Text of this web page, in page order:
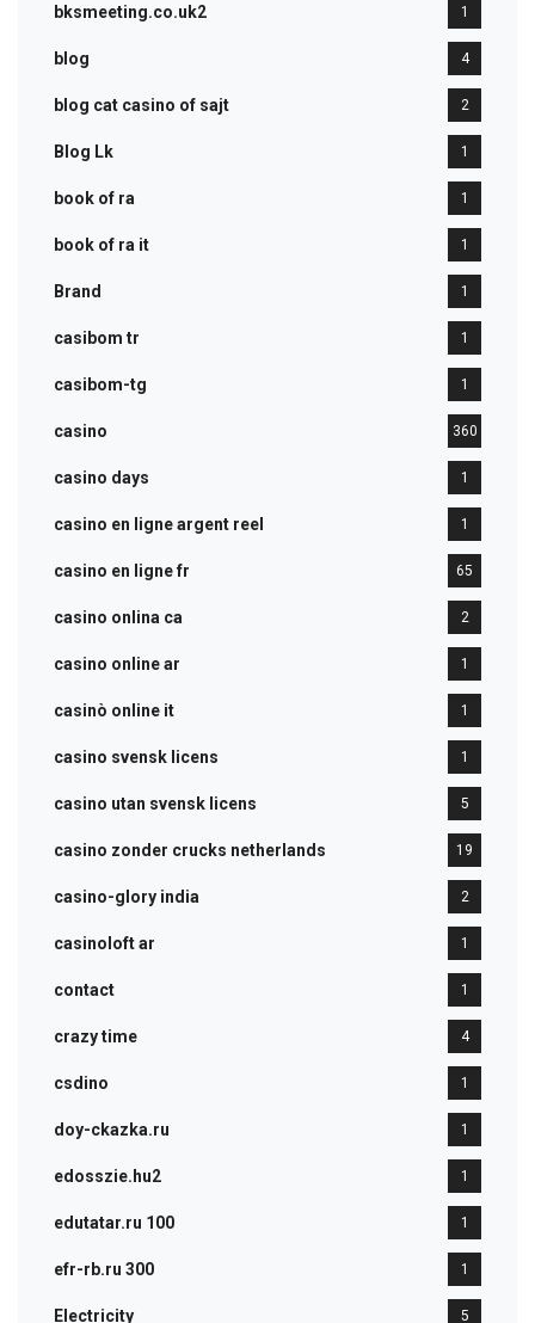
bksmeeting.co.uk2 1
blog 4
blog cat casino of sajt 2
Blog Lk 1
book of ra 1
book of ra it 1
Brand 1
casibom tr 1
casibom-tg 1
casino 360
casino days 1
casino en ligne argent reel 1
casino en ligne fr 65
casino onlina ca 2
casino online ar 1
casinò online it 1
casino svensk licens 1
casino utan svensk licens 5
casino zonder crucks netherlands 19
casino-glory india 2
casinoloft ar 1
contact 1
crazy time 4
csdino 1
doy-ckazka.ru 1
edosszie.hu2 1
edutatar.ru 100 1
efr-rb.ru 300 1
Electricity 5